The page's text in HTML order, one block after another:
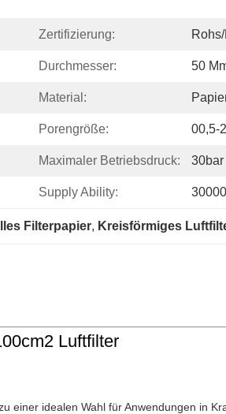
Zertifizierung:
Durchmesser: 50
Material:
Porengröße: 00,5-
Maximaler Betriebsdruck: 30bar
Supply Ability:
Filterpapier, Kreisförmiges
Luftfilter
einer idealen Wahl für Anwendungen in